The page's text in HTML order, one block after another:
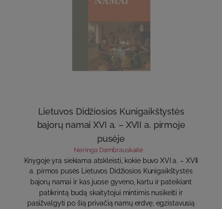
Lietuvos Didžiosios Kunigaikštystės
bajorų namai XVI a. – XVII a. pirmoje
pusėje
Neringa Dambrauskaitė
Knygoje yra siekiama atskleisti, kokie buvo XVI a. – XVII
a. pirmos pusės Lietuvos Didžiosios Kunigaikštystės
bajorų namai ir kas juose gyveno, kartu ir pateikiant
patikrintą budą skaitytojui mintimis nusikelti ir
pasižvalgyti po šią privačią namų erdvę, egzistavusią